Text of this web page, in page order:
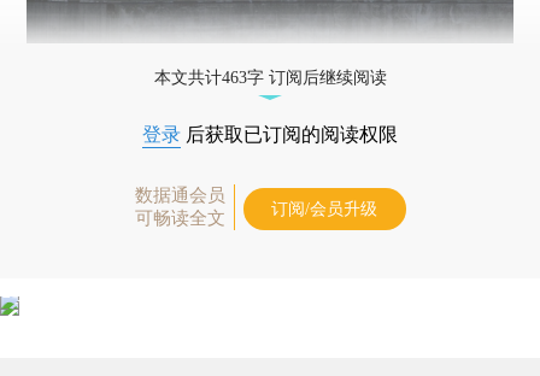
本文共计463字 订阅后继续阅读
登录 后获取已订阅的阅读权限
数据通会员
可畅读全文
订阅/会员升级